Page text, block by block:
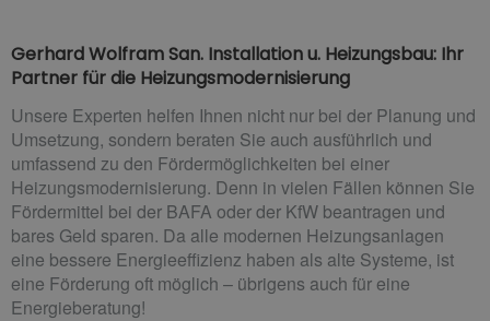
Gerhard Wolfram San. Installation u. Heizungsbau: Ihr
Partner für die Heizungsmodernisierung
Unsere Experten helfen Ihnen nicht nur bei der Planung und
Umsetzung, sondern beraten Sie auch ausführlich und
umfassend zu den Fördermöglichkeiten bei einer
Heizungsmodernisierung. Denn in vielen Fällen können Sie
Fördermittel bei der BAFA oder der KfW beantragen und
bares Geld sparen. Da alle modernen Heizungsanlagen
eine bessere Energieeffizienz haben als alte Systeme, ist
eine Förderung oft möglich – übrigens auch für eine
Energieberatung!